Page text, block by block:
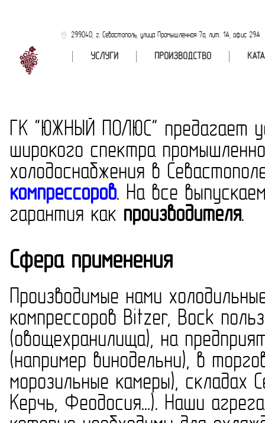
299040, г. Севастополь, улица Промышленная 7а, лит. 1А, офис 29А
УСЛУГИ ПРОИЗВОДСТВО
ГК "ЮЖНЫЙ ПОЛЮС" предагает
широкого спектра
холодоснабжения в
компрессоров. На все
гарантия как производителя.
Сфера применения
Производимые нами
компрессоров Bitzer, Bock
(овощехранилища), на
(например винодельни), в
морозильные камеры), складах
Керчь, Феодосия...). Наши